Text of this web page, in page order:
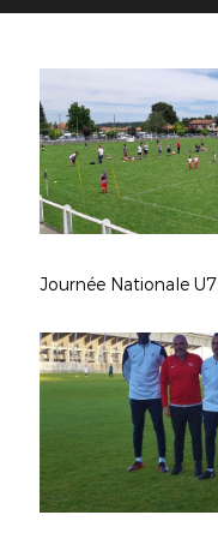
Journée Nationale U7